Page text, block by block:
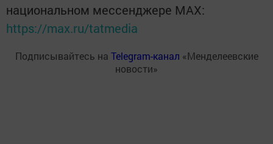
национальном мессенджере MАХ:
https://max.ru/tatmedia
Подписывайтесь на Telegram-канал «Менделеевские
новости»